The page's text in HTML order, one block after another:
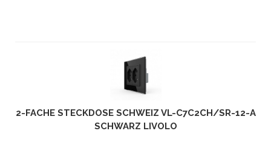
2-FACHE STECKDOSE SCHWEIZ VL-C7C2CH/SR-12-A
SCHWARZ LIVOLO